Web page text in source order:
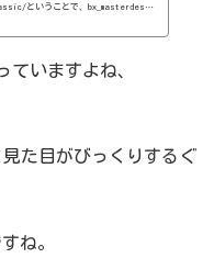
ということで、bx_masterdesk
alliance.com/en/products/bx
ル方法Plugin Alliance Installatio
ていますよね、
た目がびっくりするぐ
ね。